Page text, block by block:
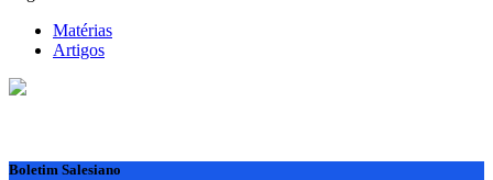
Matérias
Artigos
Boletim Salesiano